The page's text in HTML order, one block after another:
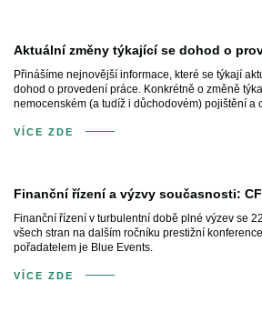
Aktuální změny týkající se dohod o
Přinášíme nejnovější informace, které se týkají
dohod o provedení práce. Konkrétně o změně
nemocenském (a tudíž i důchodovém) pojištění
VÍCE ZDE
Finanční řízení a výzvy současnosti:
Finanční řízení v turbulentní době plné výzev se
všech stran na dalším ročníku prestižní
pořadatelem je Blue Events.
VÍCE ZDE